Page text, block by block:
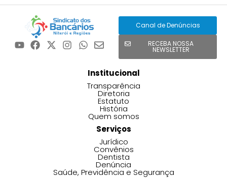
Canal de Denúncias
RECEBA NOSSA
NEWSLETTER
Institucional
Transparência
Diretoria
Estatuto
História
Quem somos
Serviços
Jurídico
Convênios
Dentista
Denúncia
Saúde, Previdência e Segurança